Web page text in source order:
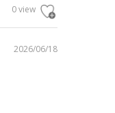
0 view
2026/06/18